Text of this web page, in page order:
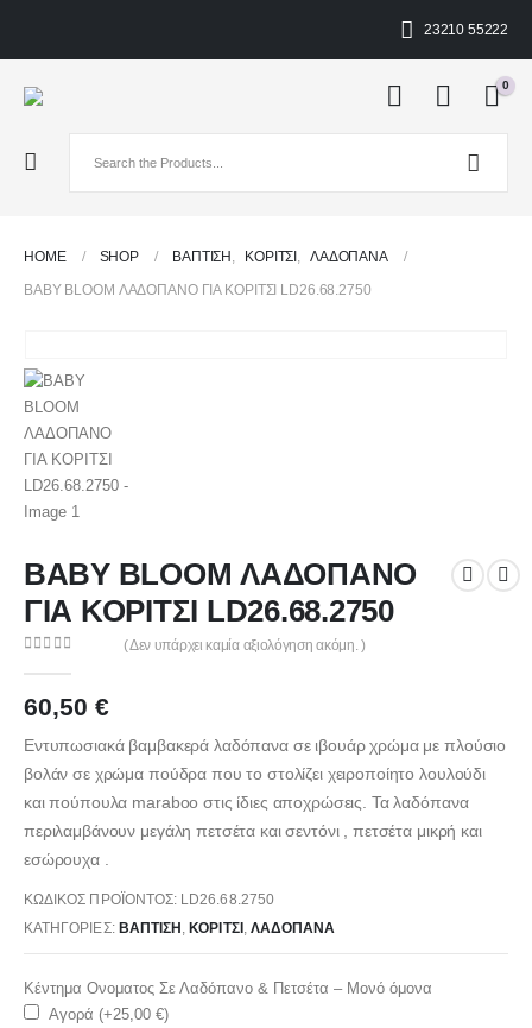
23210 55222
0
HOME SHOP ΒΑΠΤΙΣΗ , ΚΟΡΊΤΣΙ , ΛΑΔΌΠΑΝΑ
BABY BLOOM ΛΑΔΟΠΑΝΟ ΓΙΑ ΚΟΡΙΤΣΙ LD26.68.2750
BABY BLOOM ΛΑΔΟΠΑΝΟ
ΓΙΑ ΚΟΡΙΤΣΙ LD26.68.2750
( Δεν υπάρχει καμία αξιολόγηση ακόμη. )
60,50 €
Εντυπωσιακά βαμβακερά λαδόπανα σε ιβουάρ χρώμα με πλούσιο
βολάν σε χρώμα πούδρα που το στολίζει χειροποίητο λουλούδι
και πούπουλα maraboo στις ίδιες αποχρώσεις. Τα λαδόπανα
περιλαμβάνουν μεγάλη πετσέτα και σεντόνι , πετσέτα μικρή και
εσώρουχα .
ΚΩΔΙΚΌΣ ΠΡΟΪΌΝΤΟΣ: LD26.68.2750
ΚΑΤΗΓΟΡΊΕΣ: ΒΑΠΤΙΣΗ , ΚΟΡΊΤΣΙ , ΛΑΔΌΠΑΝΑ
Κέντημα Ονοματος Σε Λαδόπανο & Πετσέτα – Μονό όμονα
Αγορά (+25,00 €)